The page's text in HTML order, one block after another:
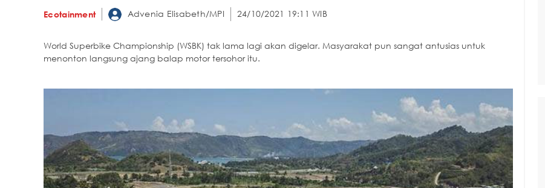
Ecotainment Advenia Elisabeth/MPI 24/10/2021 19:11 WIB
World Superbike Championship (WSBK) tak lama lagi akan digelar. Masyarakat pun sangat antusias untuk
menonton langsung ajang balap motor tersohor itu.